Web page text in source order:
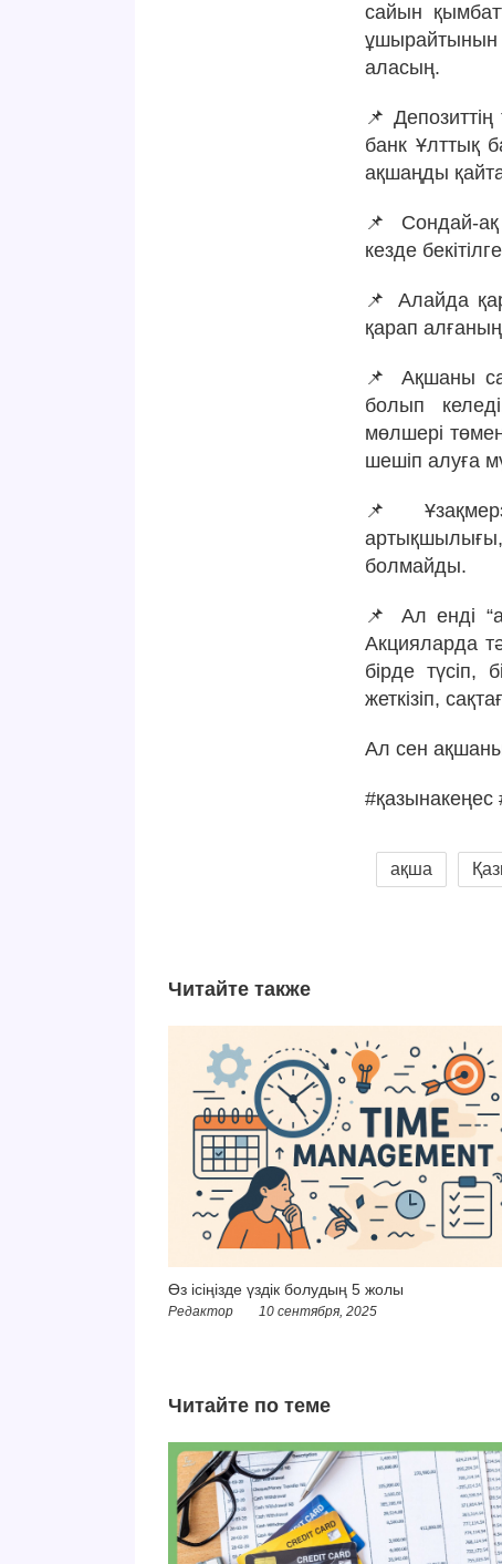
сайын
ұшырайтынын
аласың.
📌
банк Ұлттық
ақшаңды
📌 Сондай-
кезде
📌 Алайда
қарап
📌 Ақшаны
болып
мөлшері
шешіп алуға
📌
артықшылығы,
болмайды.
📌 Ал енді
Акцияларда
бірде түсіп,
жеткізіп,
Ал сен
ақша
Читайте также
Өз ісіңізде үздік болудың 5 жолы
Редактор 10 сентября, 2025
Читайте по теме